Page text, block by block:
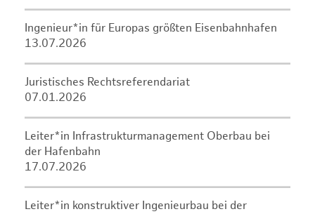
Ingenieur*in für Europas größten Eisenbahnhafen
13.07.2026
Juristisches Rechtsreferendariat
07.01.2026
Leiter*in Infrastrukturmanagement Oberbau bei
der Hafenbahn
17.07.2026
Leiter*in konstruktiver Ingenieurbau bei der